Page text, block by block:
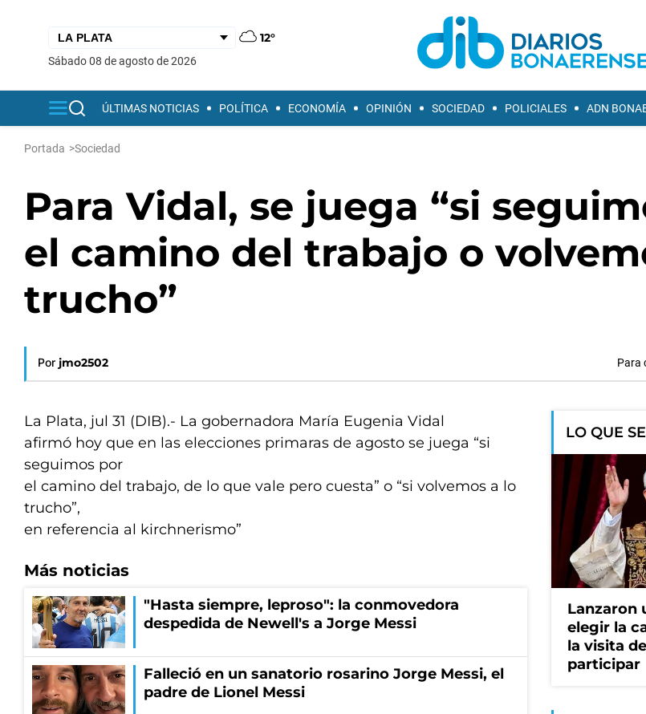
12°
sábado 08 de agosto de 2026
ÚLTIMAS NOTICIAS POLÍTICA ECONOMÍA OPINIÓN SOCIEDAD POLICIALES ADN
Portada >Sociedad
Para Vidal, se juega “si
el camino del trabajo o
trucho”
Por jmo2502 Para
La Plata, jul 31 (DIB).- La gobernadora María Eugenia Vidal
afirmó hoy que en las elecciones primaras de agosto se juega “si
seguimos por
el camino del trabajo, de lo que vale pero cuesta” o “si volvemos a lo
trucho”,
en referencia al kirchnerismo”
Más noticias
"Hasta siempre, leproso": la conmovedora
despedida de Newell's a Jorge Messi
Falleció en un sanatorio rosarino Jorge Messi, el
padre de Lionel Messi
LO QUE
Lanzaron
elegir la
la visita
participar